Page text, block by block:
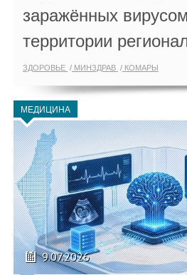
заражённых
территории
ЗДОРОВЬЕ МИНЗДРАВ КОМАРЫ
МЕДИЦИНА
9.07.2026